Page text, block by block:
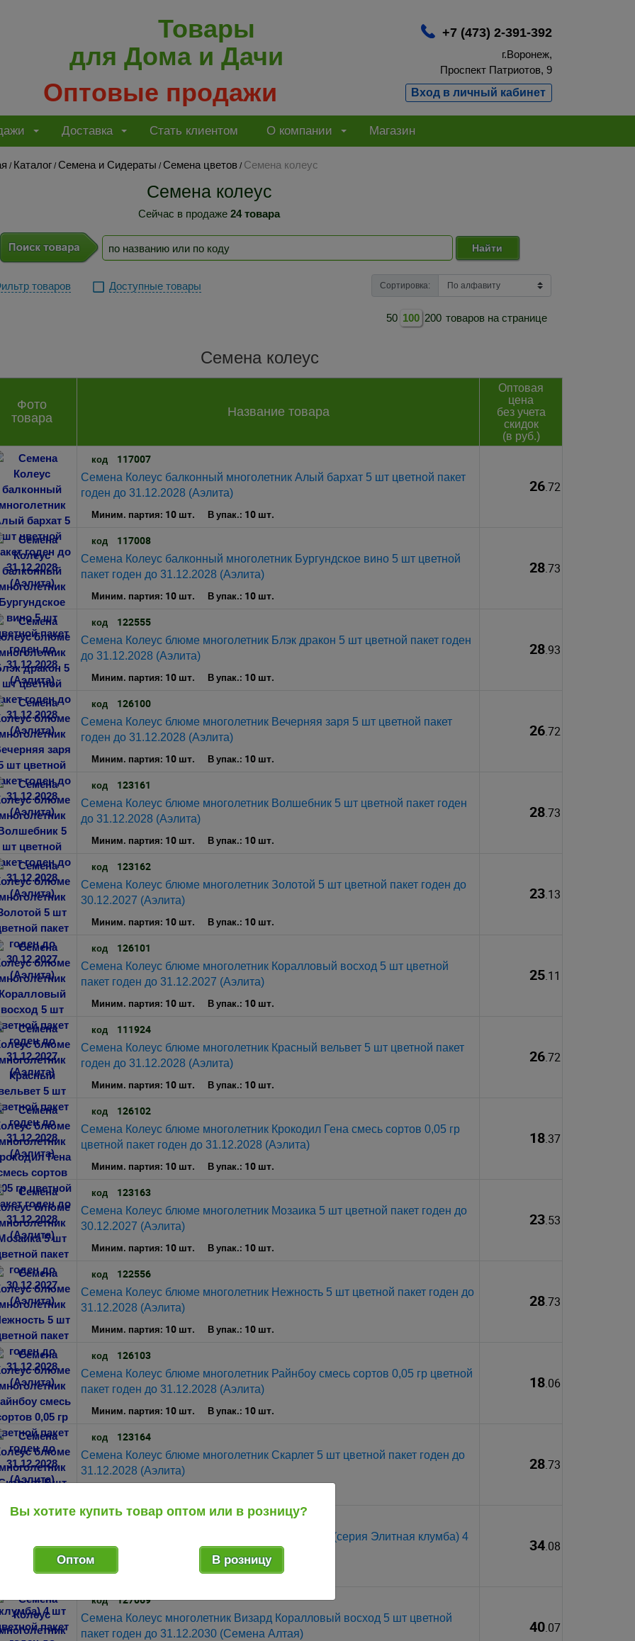
Товары
для Дома и Дачи
Оптовые продажи
+7 (473) 2-391-392
г.Воронеж,
Проспект Патриотов, 9
Вход в личный кабинет
Доставка Стать клиентом О компании Магазин
/ Каталог /Семена и Сидераты /Семена цветов / Семена колеус
Семена колеус
Сейчас в продаже24 товара
Найти
товаров Доступные товары Сортировка:
50 100 200 товаров на странице
Семена колеус
Фото
товара
Название товара
Оптовая
цена
без учета
скидок
(в руб.)
код 117007
Семена Колеус балконный многолетник Алый бархат 5 шт цветной пакет
годен до 31.12.2028 (Аэлита)
Миним. партия: 10 шт. В упак.: 10 шт.
26.72
код 117008
Семена Колеус балконный многолетник Бургундское вино 5 шт цветной
пакет годен до 31.12.2028 (Аэлита)
Миним. партия: 10 шт. В упак.: 10 шт.
28.73
код 122555
Семена Колеус блюме многолетник Блэк дракон 5 шт цветной пакет годен
до 31.12.2028 (Аэлита)
Миним. партия: 10 шт. В упак.: 10 шт.
28.93
код 126100
Семена Колеус блюме многолетник Вечерняя заря 5 шт цветной пакет
годен до 31.12.2028 (Аэлита)
Миним. партия: 10 шт. В упак.: 10 шт.
26.72
код 123161
Семена Колеус блюме многолетник Волшебник 5 шт цветной пакет годен
до 31.12.2028 (Аэлита)
Миним. партия: 10 шт. В упак.: 10 шт.
28.73
код 123162
Семена Колеус блюме многолетник Золотой 5 шт цветной пакет годен до
30.12.2027 (Аэлита)
Миним. партия: 10 шт. В упак.: 10 шт.
23.13
код 126101
Семена Колеус блюме многолетник Коралловый восход 5 шт цветной
пакет годен до 31.12.2027 (Аэлита)
Миним. партия: 10 шт. В упак.: 10 шт.
25.11
код 111924
Семена Колеус блюме многолетник Красный вельвет 5 шт цветной пакет
годен до 31.12.2028 (Аэлита)
Миним. партия: 10 шт. В упак.: 10 шт.
26.72
код 126102
Семена Колеус блюме многолетник Крокодил Гена смесь сортов 0,05 гр
цветной пакет годен до 31.12.2028 (Аэлита)
Миним. партия: 10 шт. В упак.: 10 шт.
18.37
код 123163
Семена Колеус блюме многолетник Мозаика 5 шт цветной пакет годен до
30.12.2027 (Аэлита)
Миним. партия: 10 шт. В упак.: 10 шт.
23.53
код 122556
Семена Колеус блюме многолетник Нежность 5 шт цветной пакет годен до
31.12.2028 (Аэлита)
Миним. партия: 10 шт. В упак.: 10 шт.
28.73
код 126103
Семена Колеус блюме многолетник Райнбоу смесь сортов 0,05 гр цветной
пакет годен до 31.12.2028 (Аэлита)
Миним. партия: 10 шт. В упак.: 10 шт.
18.06
код 123164
Семена Колеус блюме многолетник Скарлет 5 шт цветной пакет годен до
31.12.2028 (Аэлита)
28.73
код 134335
Семена Колеус блюме однолетник Роуз Драгон (серия Элитная клумба) 4
шт цветной пакет годен до 31.12.2030 (Гавриш)
Миним. партия: В упак.:10 шт.
34.08
код 127069
Семена Колеус многолетник Визард Коралловый восход 5 шт цветной
пакет годен до 31.12.2030 (Семена Алтая)
40.07
Вы хотите купить товар оптом или в розницу?
Оптом В розницу